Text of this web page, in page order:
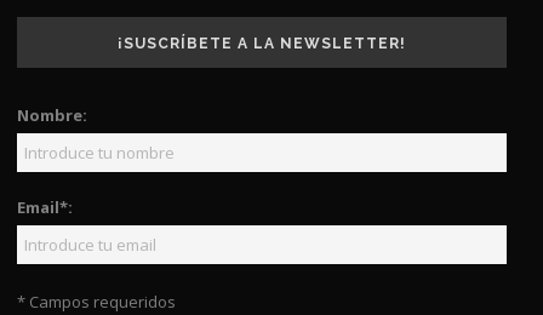
¡SUSCRÍBETE A LA NEWSLETTER!
Nombre:
Email*:
* Campos requeridos